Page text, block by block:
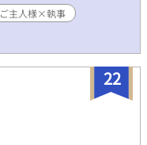
ご主人様×執事
22